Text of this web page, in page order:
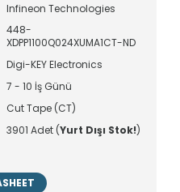
Infineon Technologies
448-
XDPP1100Q024XUMA1CT-ND
Digi-KEY Electronics
7 - 10 İş Günü
Cut Tape (CT)
3901 Adet (Yurt Dışı Stok!)